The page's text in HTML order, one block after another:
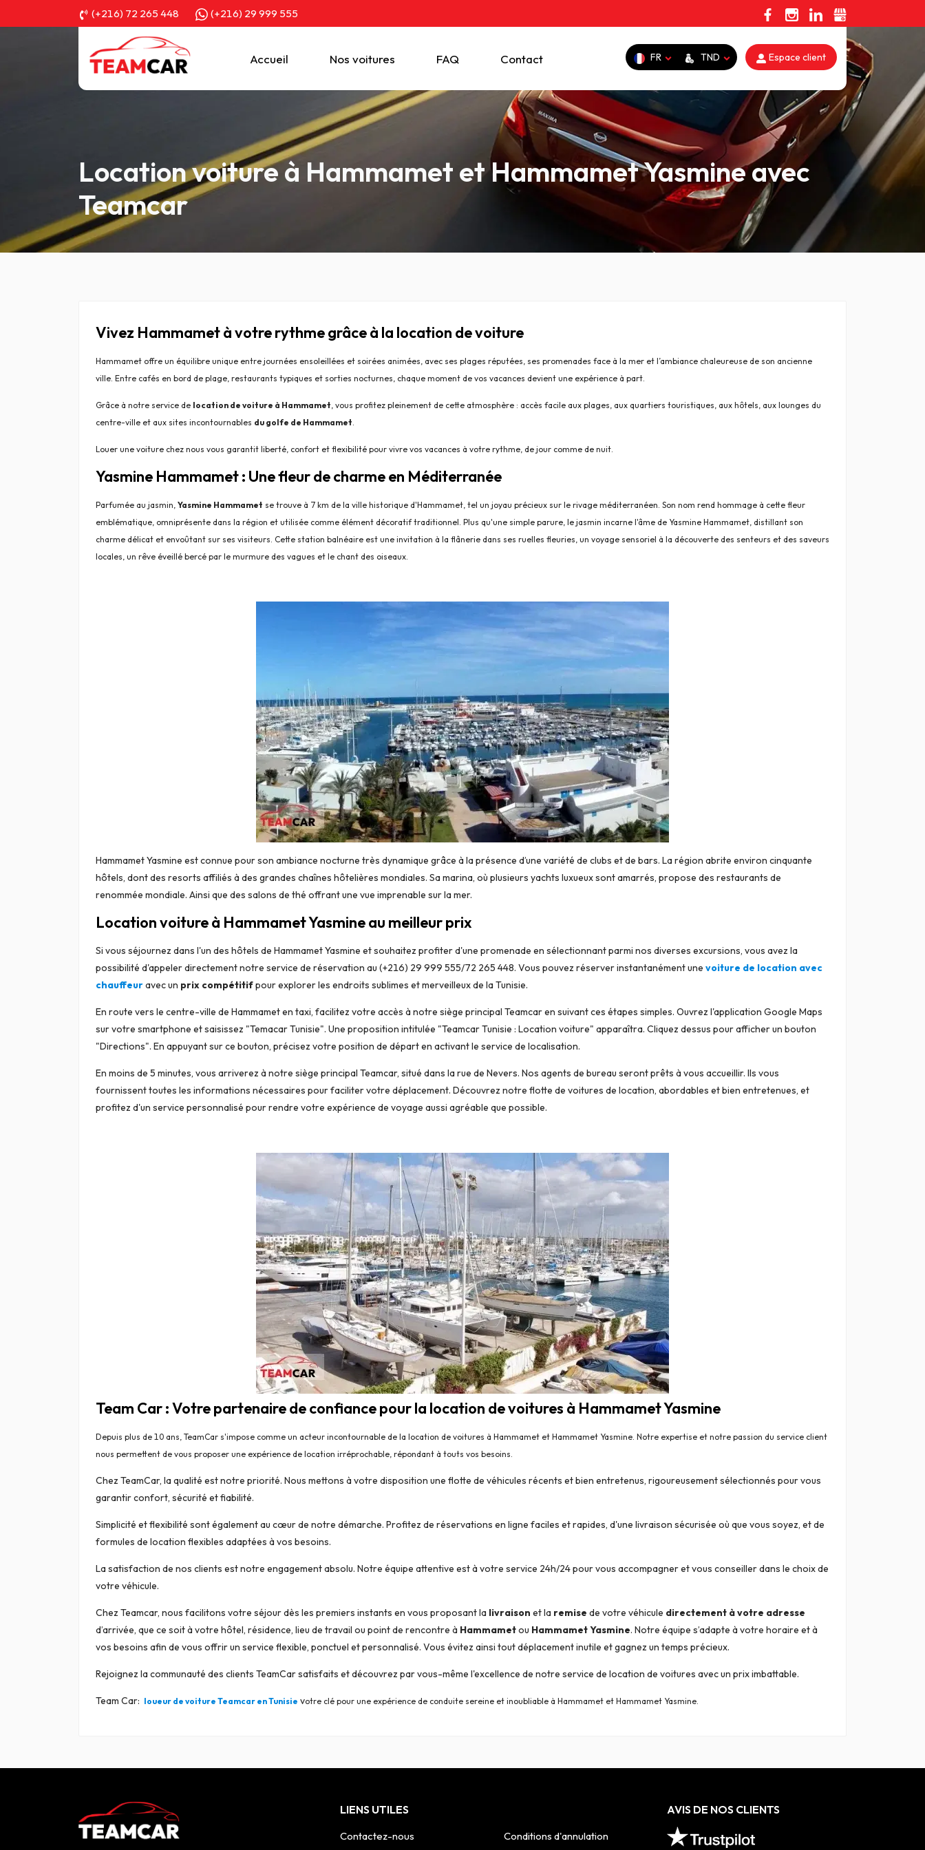
(+216) 72 265 448 (+216) 29 999 555
Accueil Nos voitures FAQ Contact FR TND Espace client
Location voiture à Hammamet et Hammamet Yasmine avec
Teamcar
Vivez Hammamet à votre rythme grâce à la location de voiture
Hammamet offre un équilibre unique entre journées ensoleillées et soirées animées, avec ses plages réputées, ses promenades face à la mer et l’ambiance chaleureuse de son ancienne
ville. Entre cafés en bord de plage, restaurants typiques et sorties nocturnes, chaque moment de vos vacances devient une expérience à part.
Grâce à notre service de location de voiture à Hammamet, vous profitez pleinement de cette atmosphère : accès facile aux plages, aux quartiers touristiques, aux hôtels, aux lounges du
centre-ville et aux sites incontournables du golfe de Hammamet.
Louer une voiture chez nous vous garantit liberté, confort et flexibilité pour vivre vos vacances à votre rythme, de jour comme de nuit.
Yasmine Hammamet : Une fleur de charme en Méditerranée
Parfumée au jasmin, Yasmine Hammamet se trouve à 7 km de la ville historique d'Hammamet, tel un joyau précieux sur le rivage méditerranéen. Son nom rend hommage à cette fleur
emblématique, omniprésente dans la région et utilisée comme élément décoratif traditionnel. Plus qu'une simple parure, le jasmin incarne l'âme de Yasmine Hammamet, distillant son
charme délicat et envoûtant sur ses visiteurs. Cette station balnéaire est une invitation à la flânerie dans ses ruelles fleuries, un voyage sensoriel à la découverte des senteurs et des saveurs
locales, un rêve éveillé bercé par le murmure des vagues et le chant des oiseaux.
Hammamet Yasmine est connue pour son ambiance nocturne très dynamique grâce à la présence d’une variété de clubs et de bars. La région abrite environ cinquante
hôtels, dont des resorts affiliés à des grandes chaînes hôtelières mondiales. Sa marina, où plusieurs yachts luxueux sont amarrés, propose des restaurants de
renommée mondiale. Ainsi que des salons de thé offrant une vue imprenable sur la mer.
Location voiture à Hammamet Yasmine au meilleur prix
Si vous séjournez dans l'un des hôtels de Hammamet Yasmine et souhaitez profiter d'une promenade en sélectionnant parmi nos diverses excursions, vous avez la
possibilité d'appeler directement notre service de réservation au (+216) 29 999 555/72 265 448. Vous pouvez réserver instantanément une voiture de location avec
chauffeuravec un prix compétitifpour explorer les endroits sublimes et merveilleux de la Tunisie.
En route vers le centre-ville de Hammamet en taxi, facilitez votre accès à notre siège principal Teamcar en suivant ces étapes simples. Ouvrez l'application Google Maps
sur votre smartphone et saisissez "Temacar Tunisie". Une proposition intitulée "Teamcar Tunisie : Location voiture" apparaîtra. Cliquez dessus pour afficher un bouton
"Directions". En appuyant sur ce bouton, précisez votre position de départ en activant le service de localisation.
En moins de 5 minutes, vous arriverez à notre siège principal Teamcar, situé dans la rue de Nevers. Nos agents de bureau seront prêts à vous accueillir. Ils vous
fournissent toutes les informations nécessaires pour faciliter votre déplacement. Découvrez notre flotte de voitures de location, abordables et bien entretenues, et
profitez d'un service personnalisé pour rendre votre expérience de voyage aussi agréable que possible.
Team Car : Votre partenaire de confiance pour la location de voitures à Hammamet Yasmine
Depuis plus de 10 ans, TeamCar s'impose comme un acteur incontournable de la location de voitures à Hammamet et Hammamet Yasmine. Notre expertise et notre passion du service client
nous permettent de vous proposer une expérience de location irréprochable, répondant à touts vos besoins.
Chez TeamCar, la qualité est notre priorité. Nous mettons à votre disposition une flotte de véhicules récents et bien entretenus, rigoureusement sélectionnés pour vous
garantir confort, sécurité et fiabilité.
Simplicité et flexibilité sont également au cœur de notre démarche. Profitez de réservations en ligne faciles et rapides, d'une livraison sécurisée où que vous soyez, et de
formules de location flexibles adaptées à vos besoins.
La satisfaction de nos clients est notre engagement absolu. Notre équipe attentive est à votre service 24h/24 pour vous accompagner et vous conseiller dans le choix de
votre véhicule.
Chez Teamcar, nous facilitons votre séjour dès les premiers instants en vous proposant la livraison et la remise de votre véhicule directement à votre adresse
d’arrivée, que ce soit à votre hôtel, résidence, lieu de travail ou point de rencontre à Hammametou Hammamet Yasmine. Notre équipe s’adapte à votre horaire et à
vos besoins afin de vous offrir un service flexible, ponctuel et personnalisé. Vous évitez ainsi tout déplacement inutile et gagnez un temps précieux.
Rejoignez la communauté des clients TeamCar satisfaits et découvrez par vous-même l'excellence de notre service de location de voitures avec un prix imbattable.
Team Car: loueur de voiture Teamcar en Tunisie votre clé pour une expérience de conduite sereine et inoubliable à Hammamet et Hammamet Yasmine.
LIENS UTILES
Contactez-nous
Conditions d'annulation
AVIS DE NOS CLIENTS